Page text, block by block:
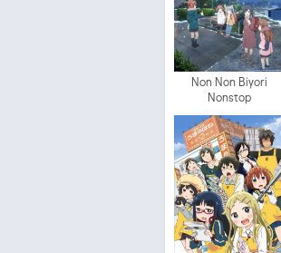
Non Non Biyori
Nonstop